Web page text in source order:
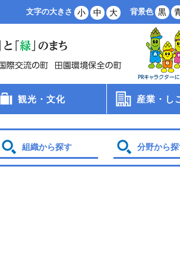
文字の大きさ 小 中 大 背景色 黒
観光・文化 産業・し
組織から探す 分野から